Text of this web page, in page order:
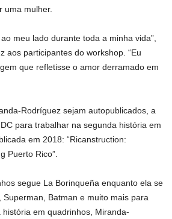
uma mulher.
meu lado durante toda a minha vida”,
aos participantes do workshop. “Eu
que refletisse o amor derramado em
Rodríguez sejam autopublicados, a
para trabalhar na segunda história em
em 2018: “Ricanstruction:
Puerto Rico”.
segue La Borinqueña enquanto ela se
Batman e muito mais para
em quadrinhos, Miranda-